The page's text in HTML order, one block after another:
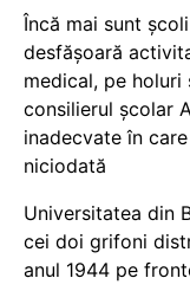
Încă mai sunt
desfășoară
medical, pe holuri
consilierul școlar
inadecvate în
niciodată
Universitatea din
cei doi grifoni
anul 1944 pe